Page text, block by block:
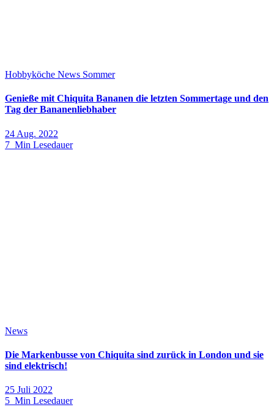
Hobbyköche News Sommer
Genieße mit Chiquita Bananen die letzten Sommertage und den
Tag der Bananenliebhaber
24 Aug. 2022
7 Min Lesedauer
News
Die Markenbusse von Chiquita sind zurück in London und sie
sind elektrisch!
25 Juli 2022
5 Min Lesedauer